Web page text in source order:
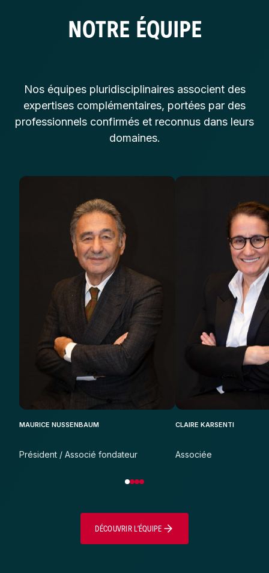
NOTRE ÉQUIPE
Nos équipes pluridisciplinaires associent des
expertises complémentaires, portées par des
professionnels confirmés et reconnus dans leurs
domaines.
MAURICE NUSSENBAUM
Président / Associé fondateur
CLAIRE KARSENTI
Associée
DÉCOUVRIR L’ÉQUIPE